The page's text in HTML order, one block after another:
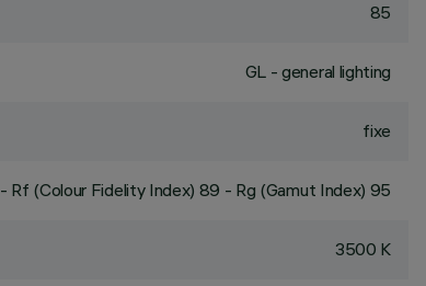
85
GL - general lighting
fixe
- Rf (Colour Fidelity Index) 89 - Rg (Gamut Index) 95
3500 K